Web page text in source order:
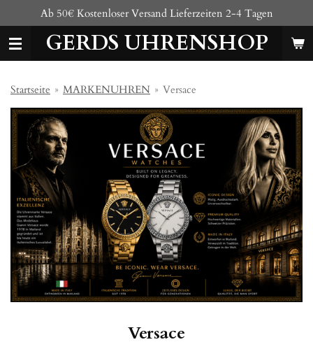
Hauptinhalt
springenGERDS UHRENSHOP
Ab 50€ Kostenloser Versand Lieferzeiten 2-4 Tagen
Startseite » MARKENUHREN » Versace
Versace